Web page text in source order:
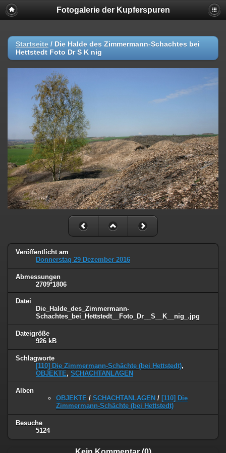
Fotogalerie der Kupferspuren
Startseite / Die Halde des Zimmermann-Schachtes bei
Hettstedt Foto Dr S K nig
Veröffentlicht am
Donnerstag 29 Dezember 2016
Abmessungen
2709*1806
Datei
Die_Halde_des_Zimmermann-
Schachtes_bei_Hettstedt__Foto_Dr__S__K__nig_.jpg
Dateigröße
926 kB
Schlagworte
[110] Die Zimmermann-Schächte (bei Hettstedt),
OBJEKTE, SCHACHTANLAGEN
Alben
OBJEKTE / SCHACHTANLAGEN / [110] Die
Zimmermann-Schächte (bei Hettstedt)
Besuche
5124